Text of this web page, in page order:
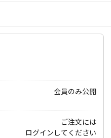
会員のみ公開
ご注文には
ログイン してください